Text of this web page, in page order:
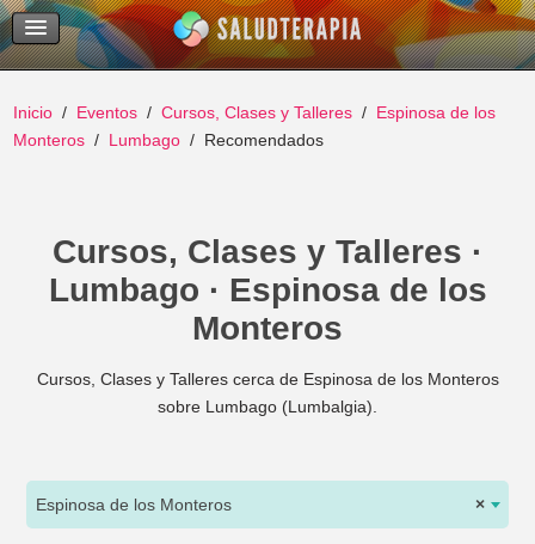
Temas Recientes
Buscar
Inicio Eventos Cursos, Clases y Talleres
Espinosa de los
Monteros
Lumbago Recomendados
Cursos, Clases y Talleres ·
Lumbago · Espinosa de los
Monteros
Cursos, Clases y Talleres cerca de Espinosa de los Monteros
sobre Lumbago (Lumbalgia).
×
Espinosa de los Monteros